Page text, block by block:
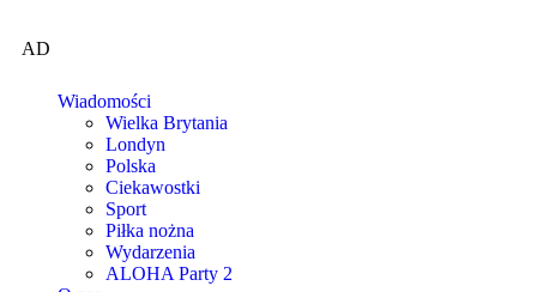
AD
Wiadomości
Wielka Brytania
Londyn
Polska
Ciekawostki
Sport
Piłka nożna
Wydarzenia
ALOHA Party 2